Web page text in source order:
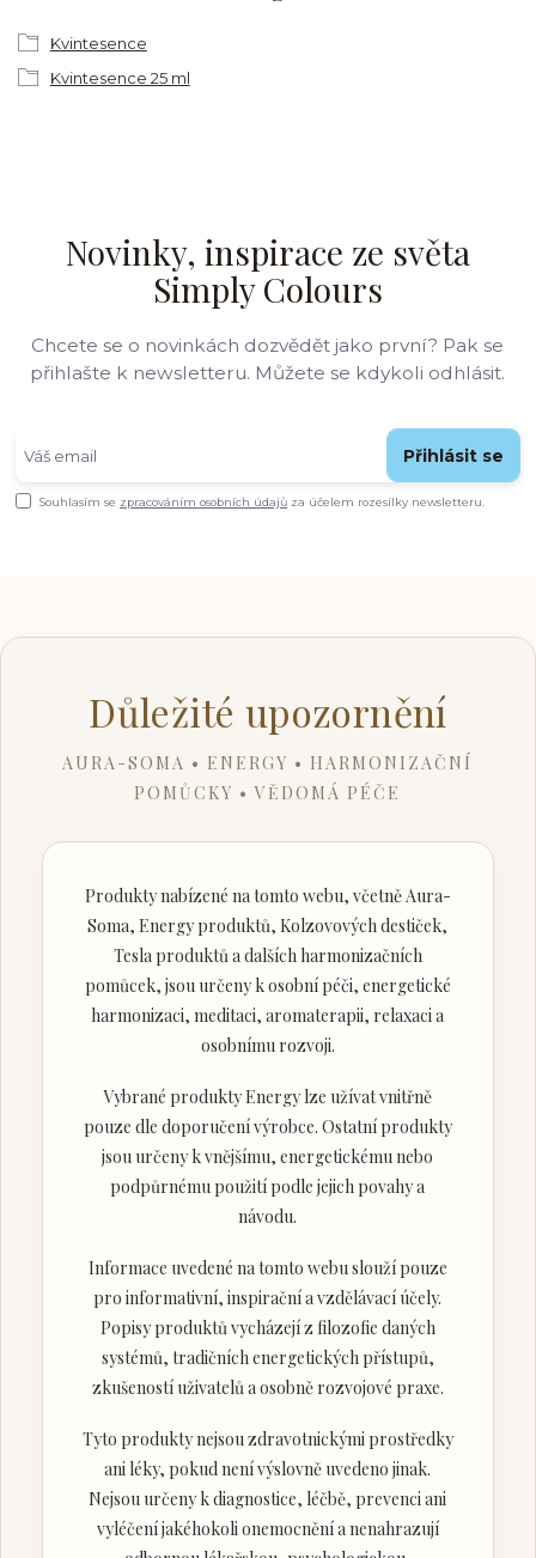
Kvintesence
Kvintesence 25 ml
Novinky, inspirace ze světa
Simply Colours
Chcete se o novinkách dozvědět jako první? Pak se
přihlašte k newsletteru. Můžete se kdykoli odhlásit.
Přihlásit se
Souhlasím se zpracováním osobních údajů za účelem rozesílky newsletteru.
Důležité upozornění
AURA-SOMA • ENERGY • HARMONIZAČNÍ
POMŮCKY • VĚDOMÁ PÉČE
Produkty nabízené na tomto webu, včetně Aura-
Soma, Energy produktů, Kolzovových destiček,
Tesla produktů a dalších harmonizačních
pomůcek, jsou určeny k osobní péči, energetické
harmonizaci, meditaci, aromaterapii, relaxaci a
osobnímu rozvoji.
Vybrané produkty Energy lze užívat vnitřně
pouze dle doporučení výrobce. Ostatní produkty
jsou určeny k vnějšímu, energetickému nebo
podpůrnému použití podle jejich povahy a
návodu.
Informace uvedené na tomto webu slouží pouze
pro informativní, inspirační a vzdělávací účely.
Popisy produktů vycházejí z filozofie daných
systémů, tradičních energetických přístupů,
zkušeností uživatelů a osobně rozvojové praxe.
Tyto produkty nejsou zdravotnickými prostředky
ani léky, pokud není výslovně uvedeno jinak.
Nejsou určeny k diagnostice, léčbě, prevenci ani
vyléčení jakéhokoli onemocnění a nenahrazují